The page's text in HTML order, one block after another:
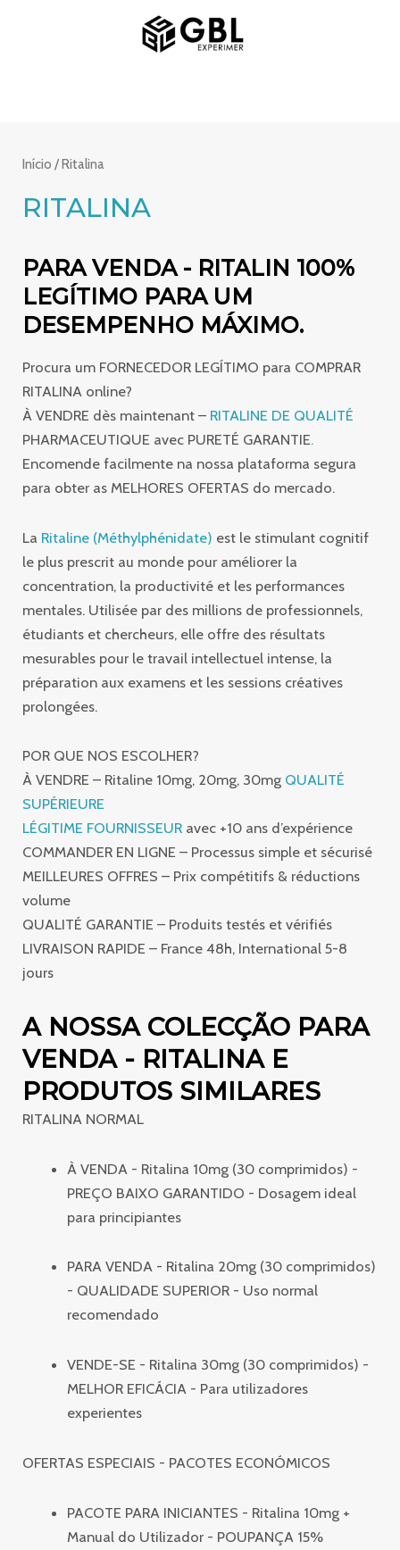
MENU
PRINCIPAL
Início / Ritalina
RITALINA
PARA VENDA - RITALIN 100%
LEGÍTIMO PARA UM
DESEMPENHO MÁXIMO.
Procura um FORNECEDOR LEGÍTIMO para COMPRAR
RITALINA online?
À VENDRE dès maintenant – RITALINE DE QUALITÉ
PHARMACEUTIQUE avec PURETÉ GARANTIE.
Encomende facilmente na nossa plataforma segura
para obter as MELHORES OFERTAS do mercado.
La Ritaline (Méthylphénidate) est le stimulant cognitif
le plus prescrit au monde pour améliorer la
concentration, la productivité et les performances
mentales. Utilisée par des millions de professionnels,
étudiants et chercheurs, elle offre des résultats
mesurables pour le travail intellectuel intense, la
préparation aux examens et les sessions créatives
prolongées.
POR QUE NOS ESCOLHER?
À VENDRE – Ritaline 10mg, 20mg, 30mg QUALITÉ
SUPÉRIEURE
LÉGITIME FOURNISSEUR avec +10 ans d’expérience
COMMANDER EN LIGNE – Processus simple et sécurisé
MEILLEURES OFFRES – Prix compétitifs & réductions
volume
QUALITÉ GARANTIE – Produits testés et vérifiés
LIVRAISON RAPIDE – France 48h, International 5-8
jours
A NOSSA COLECÇÃO PARA
VENDA - RITALINA E
PRODUTOS SIMILARES
RITALINA NORMAL
À VENDA - Ritalina 10mg (30 comprimidos) -
PREÇO BAIXO GARANTIDO - Dosagem ideal
para principiantes
PARA VENDA - Ritalina 20mg (30 comprimidos)
- QUALIDADE SUPERIOR - Uso normal
recomendado
VENDE-SE - Ritalina 30mg (30 comprimidos) -
MELHOR EFICÁCIA - Para utilizadores
experientes
OFERTAS ESPECIAIS - PACOTES ECONÓMICOS
PACOTE PARA INICIANTES - Ritalina 10mg +
Manual do Utilizador - POUPANÇA 15%